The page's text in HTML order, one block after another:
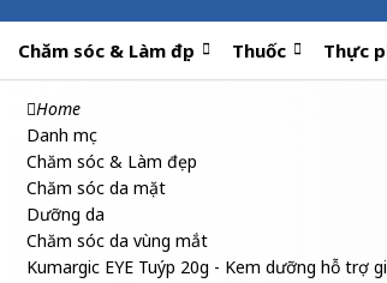
Chăm sóc & Làm đẹp Thuốc Thực
Home
Danh mục
Chăm sóc & Làm đẹp
Chăm sóc da mặt
Dưỡng da
Chăm sóc da vùng mắt
Kumargic EYE Tuýp 20g - Kem dưỡng hỗ trợ